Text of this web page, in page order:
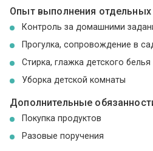
Опыт выполнения отдельных
Контроль за домашними
Прогулка, сопровождение в
Стирка, глажка детского белья
Уборка детской комнаты
Дополнительные
Покупка продуктов
Разовые поручения